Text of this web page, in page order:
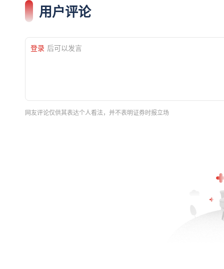
用户评论
登录 后可以发言
网友评论仅供其表达个人看法，并不表明证券时报立场